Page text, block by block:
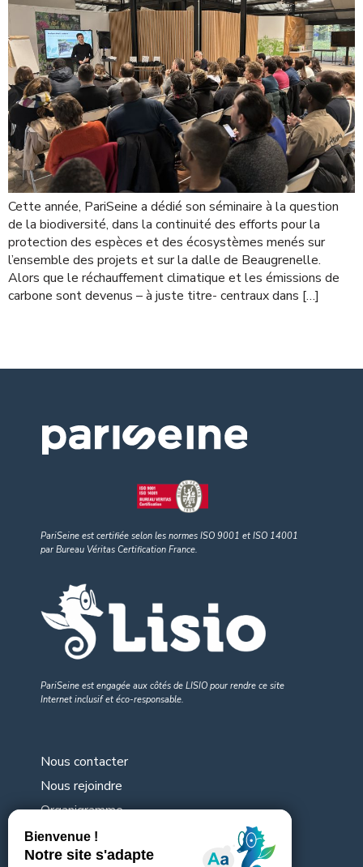
Cette année, PariSeine a dédié son séminaire à la question
de la biodiversité, dans la continuité des efforts pour la
protection des espèces et des écosystèmes menés sur
l’ensemble des projets et sur la dalle de Beaugrenelle.
Alors que le réchauffement climatique et les émissions de
carbone sont devenus – à juste titre- centraux dans […]
PariSeine est certifiée selon les normes ISO 9001 et ISO 14001
par Bureau Véritas Certification France.
PariSeine est engagée aux côtés de LISIO pour rendre ce site
Internet inclusif et éco-responsable.
Nous contacter
Nous rejoindre
Organigramme
Nos consultations en cours
Mentions légales